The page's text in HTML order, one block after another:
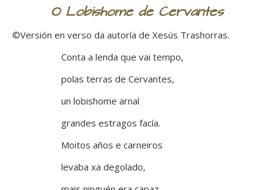
O Lobishome de Cervantes
©Versión en verso da autoría de Xesús Trashorras.
Conta a lenda que vai tempo,
polas terras de Cervantes,
un lobishome arnal
grandes estragos facía.
Moitos años e carneiros
levaba xa degolado,